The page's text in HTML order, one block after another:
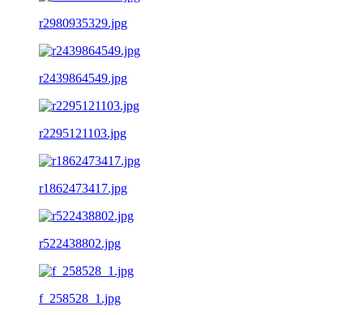
r2980935329.jpg
r2439864549.jpg
r2295121103.jpg
r1862473417.jpg
r522438802.jpg
f_258528_1.jpg